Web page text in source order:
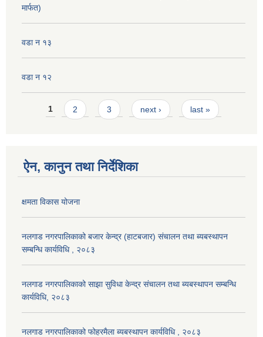
मार्फत)
वडा न १३
वडा न १२
Pages
1 2 3 next › last »
ऐन, कानुन तथा निर्देशिका
क्षमता विकास योजना
नलगाड नगरपालिकाको बजार केन्द्र (हाटबजार) संचालन तथा ब्यबस्थापन
सम्बन्धि कार्यविधि , २०८३
नलगाड नगरपालिकाको साझा सुविधा केन्द्र संचालन तथा ब्यबस्थापन सम्बन्धि
कार्यविधि, २०८३
नलगाड नगरपालिकाको फोहरमैला ब्यबस्थापन कार्यविधि , २०८३